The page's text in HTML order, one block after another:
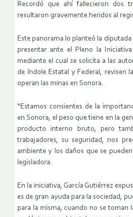
Recordó que ahí fallecieron dos
resultaron gravemente heridos al
Este panorama lo planteó la diputada
presentar ante el Pleno la
mediante el cual se solicita a las
de índole Estatal y Federal, revisen
operan las minas en Sonora.
“Estamos consientes de la
en Sonora, el peso que tiene en la
producto interno bruto, pero
trabajadores, su seguridad, nos
ambiente y los daños que se
legisladora.
En la iniciativa, García Gutiérrez
es de gran ayuda para la sociedad,
para la misma, cuando no se toman